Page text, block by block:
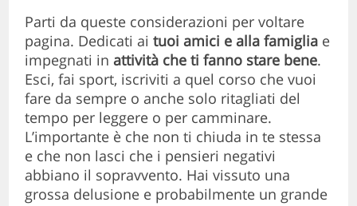
Parti da queste considerazioni per voltare
pagina. Dedicati aituoi amici e alla famiglia e
impegnati in attività che ti fanno stare bene.
Esci, fai sport, iscriviti a quel corso che vuoi
fare da sempre o anche solo ritagliati del
tempo per leggere o per camminare.
L’importante è che non ti chiuda in te stessa
e che non lasci che i pensieri negativi
abbiano il sopravvento. Hai vissuto una
grossa delusione e probabilmente un grande